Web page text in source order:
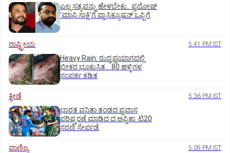
ಎಲ್ಲ ಸತ್ಯವನ್ನು ಹೇಳಬೇಕು.. ಪ್ರದೋಷ್‌
ʼಮಾಫಿ ಸಾಕ್ಷಿʼಗೆ ಪ್ರಾಸಿಕ್ಯೂಷನ್ ಒಪ್ಪಿಗೆ
ರಾಷ್ಟ್ರೀಯ 5:41 PM IST
Heavy Rain: ರುದ್ರಪ್ರಯಾಗದಲ್ಲಿ
ಭೀಕರ ಭೂಕುಸಿತ... 80 ಹಳ್ಳಿಗಳ
ಸಂಪರ್ಕ ಕಡಿತ
ಕ್ರೀಡೆ 5:36 PM IST
ಭಾರತ ವನಿತಾ ತಂಡದ ಪ್ರವಾಸ
ಪರಿಷ್ಕರಣೆ ಮಾಡಿದ ದ.ಆಫ್ರಿಕಾ: ಟಿ20
ಸರಣಿ ಸೇರ್ಪಡೆ
ವಾಣಿಜ್ಯ 5:09 PM IST